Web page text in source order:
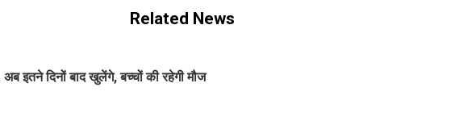
Related News
दिनों बाद खुलेंगे, बच्चों की रहेगी मौज